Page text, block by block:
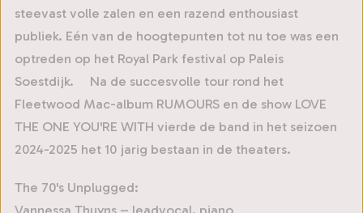
steevast volle zalen en een razend enthousiast
publiek. Eén van de hoogtepunten tot nu toe was een
optreden op het Royal Park festival op Paleis
Soestdijk. Na de succesvolle tour rond het
Fleetwood Mac-album RUMOURS en de show LOVE
THE ONE YOU'RE WITH vierde de band in het seizoen
2024-2025 het 10 jarig bestaan in de theaters.
The 70's Unplugged:
Vannessa Thuyns – leadvocal, piano